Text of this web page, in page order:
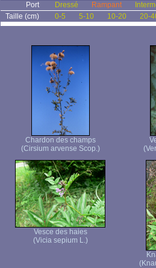
Port
Dressé Rampant
Taille (cm)
0-5 5-10 10-20 20-
Chardon des champs
(Cirsium arvense Scop.)
Vesce des haies
(Vicia sepium L.)